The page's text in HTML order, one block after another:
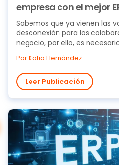
empresa con el mejor
Sabemos que ya vienen las
desconexión para los
negocio, por ello, es
Por Katia Hernández
Leer Publicación